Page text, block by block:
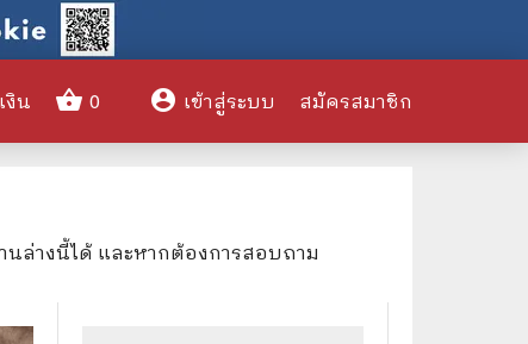
ล่างนี้ได้ และหากต้องการสอบถาม
งิน shopping_basket 0 account_circle เข้าสู่ระบบ สมัครสมาชิก